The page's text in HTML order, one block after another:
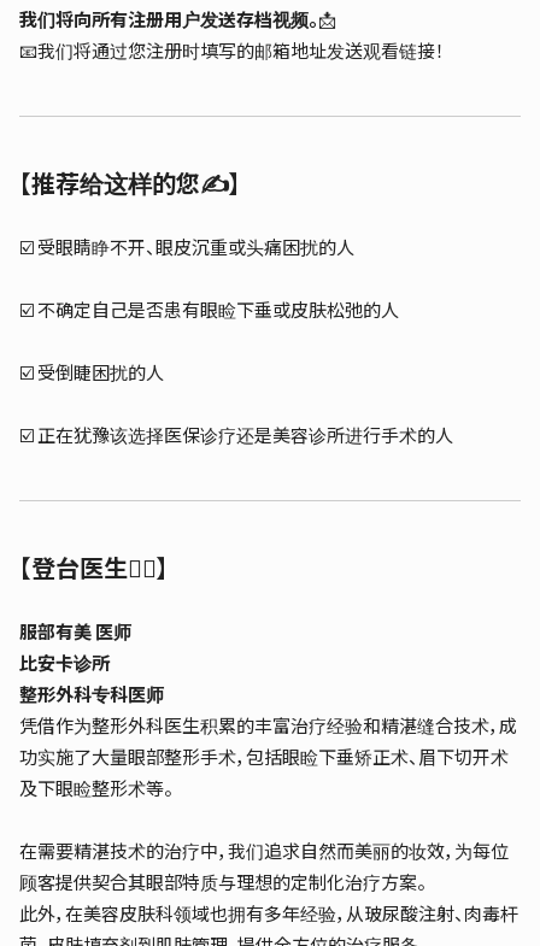
我们将向所有注册用户发送存档视频。📩
📧我们将通过您注册时填写的邮箱地址发送观看链接！
【推荐给这样的您✍️】
☑️ 受眼睛睁不开、眼皮沉重或头痛困扰的人
☑️ 不确定自己是否患有眼睑下垂或皮肤松弛的人
☑️ 受倒睫困扰的人
☑️ 正在犹豫该选择医保诊疗还是美容诊所进行手术的人
【登台医生👨‍⚕️】
服部有美 医师
比安卡诊所
整形外科专科医师
凭借作为整形外科医生积累的丰富治疗经验和精湛缝合技术，成
功实施了大量眼部整形手术，包括眼睑下垂矫正术、眉下切开术
及下眼睑整形术等。
在需要精湛技术的治疗中，我们追求自然而美丽的妆效，为每位
顾客提供契合其眼部特质与理想的定制化治疗方案。
此外，在美容皮肤科领域也拥有多年经验，从玻尿酸注射、肉毒杆